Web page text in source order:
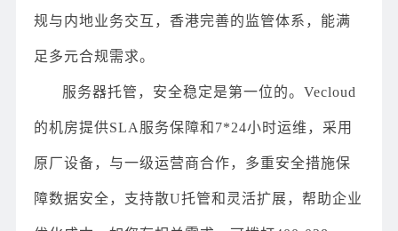
规与内地业务交互，香港完善的监管体系，能满
足多元合规需求。
服务器托管，安全稳定是第一位的。Vecloud
的机房提供SLA服务保障和7*24小时运维，采用
原厂设备，与一级运营商合作，多重安全措施保
障数据安全，支持散U托管和灵活扩展，帮助企业